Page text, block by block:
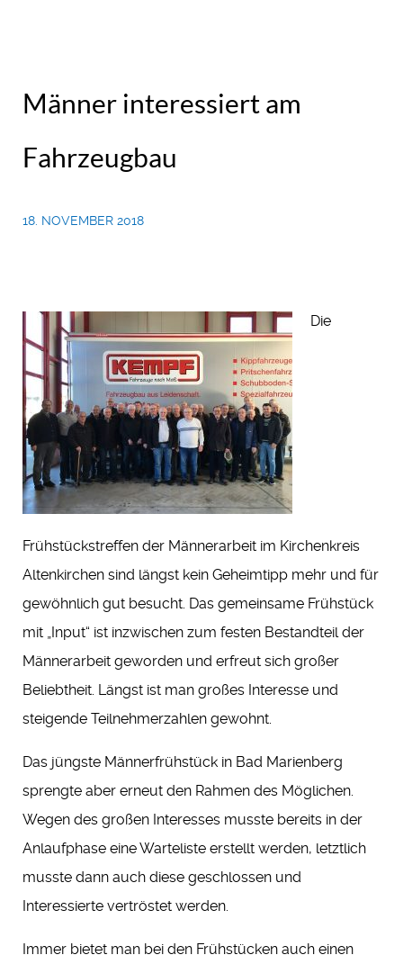
Männer interessiert am
Fahrzeugbau
18. NOVEMBER 2018
Die
Frühstückstreffen der Männerarbeit im Kirchenkreis
Altenkirchen sind längst kein Geheimtipp mehr und für
gewöhnlich gut besucht. Das gemeinsame Frühstück
mit „Input“ ist inzwischen zum festen Bestandteil der
Männerarbeit geworden und erfreut sich großer
Beliebtheit. Längst ist man großes Interesse und
steigende Teilnehmerzahlen gewohnt.
Das jüngste Männerfrühstück in Bad Marienberg
sprengte aber erneut den Rahmen des Möglichen.
Wegen des großen Interesses musste bereits in der
Anlaufphase eine Warteliste erstellt werden, letztlich
musste dann auch diese geschlossen und
Interessierte vertröstet werden.
Immer bietet man bei den Frühstücken auch einen